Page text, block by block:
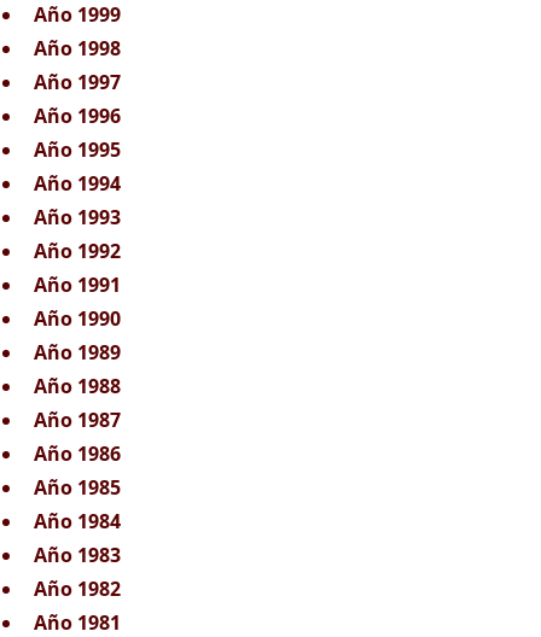
Año 1999
Año 1998
Año 1997
Año 1996
Año 1995
Año 1994
Año 1993
Año 1992
Año 1991
Año 1990
Año 1989
Año 1988
Año 1987
Año 1986
Año 1985
Año 1984
Año 1983
Año 1982
Año 1981